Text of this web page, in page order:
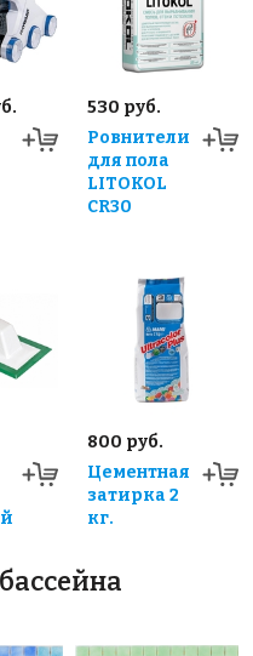
530 руб.
Ровнители
для пола
LITOKOL
CR30
800 руб.
Цементная
затирка 2
кг.